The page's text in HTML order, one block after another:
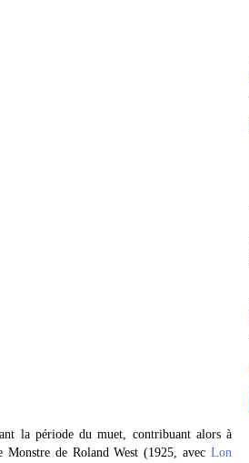
la période du muet, contribuant alors à
de Roland West (1925, avec Lon